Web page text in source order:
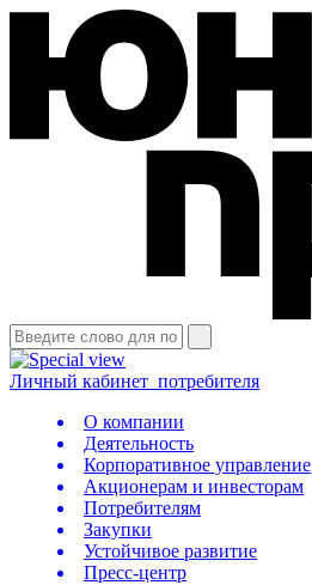
Личный кабинет потребителя
О компании
Деятельность
Корпоративное управление
Акционерам и инвесторам
Потребителям
Закупки
Устойчивое развитие
Пресс-центр